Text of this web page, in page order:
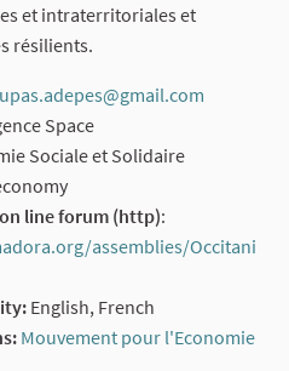
et intraterritoriales et
résilients.
Space
Sociale et Solidaire
line forum (http):
assemblies/Occitani
English, French
Mouvement pour l'Economie